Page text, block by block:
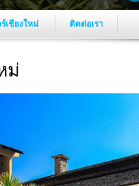
เชียงใหม่ ติดต่อเรา
ม่